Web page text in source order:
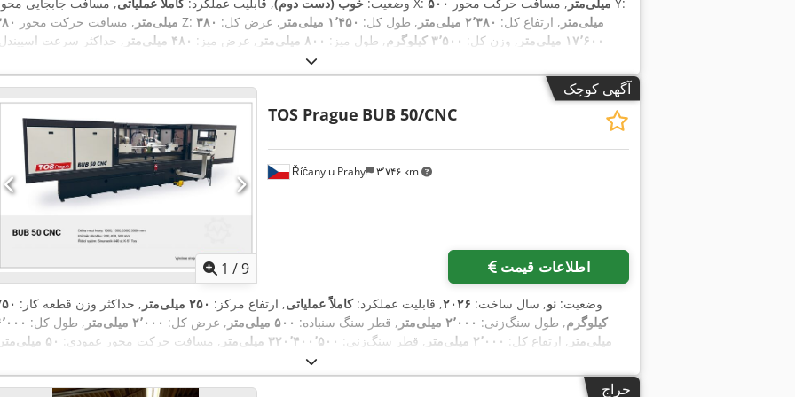
۳۸۰ میلی‌متر , مسافت حرکت محور Z: ۳۸۰ میلی‌متر , ارتفاع کل: ۲٬۳۸۰ میلی‌متر , طول کل: ۱٬۴۵۰ میلی‌متر
, عرض کل:
۱۷٬۶۰۰ میلی‌متر
, وزن کل: ۳٬۵۰۰ کیلوگرم , طول میز: ۸۰۰ میلی‌متر , عرض میز: ۴۸۰ میلی‌متر
, حداکثر سرعت
آگهی کوچک
1 /9
Říčany u Prahy ۳٬۷۴۶ km
TOS Prague BUB 50/CNC
اطلاعات قیمت
وضعیت: نو, سال ساخت: ۲۰۲۶, قابلیت عملکرد:کاملاً عملیاتی, ارتفاع مرکز: ۲۵۰ میلی‌متر , حداکثر وزن قطعه کار:
کیلوگرم, طول سنگ‌زنی: ۲٬۰۰۰ میلی‌متر , قطر سنگ سنباده: ۵۰۰ میلی‌متر , عرض کل: ۲٬۰۰۰ میلی‌متر , طول کل:
میلی‌متر , ارتفاع کل: ۲٬۰۰۰ میلی‌متر , قطر سنگ‌زنی: ۳۲۰٬۴۰۰٬۵۰۰ میلی‌متر , مسافت حرکت محور عمودی: ۵۰ میلی‌متر
, قطر قطعه کار بین سنترها:
سرعت اسپیندل:۵۶۰ دور/دقیقه , سرعت اسپیندل (دقیقه):۱ دور/دقیقه , طول پیشروی محور Z: ۲٬۵۰۰ میلی‌متر, سرعت
حراج